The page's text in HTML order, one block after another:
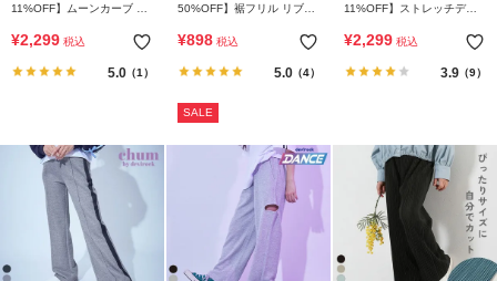
11%OFF】ムーンカーブ デ
¥2,299 税込
5.0（1）
50%OFF】裾フリル リブフ
¥898 税込
5.0（4）
SALE
11%OFF】ストレッチデニ
¥2,299 税込
3.9（9）